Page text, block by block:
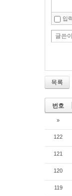
입
글쓴이
목록
번호
»
122
121
120
119